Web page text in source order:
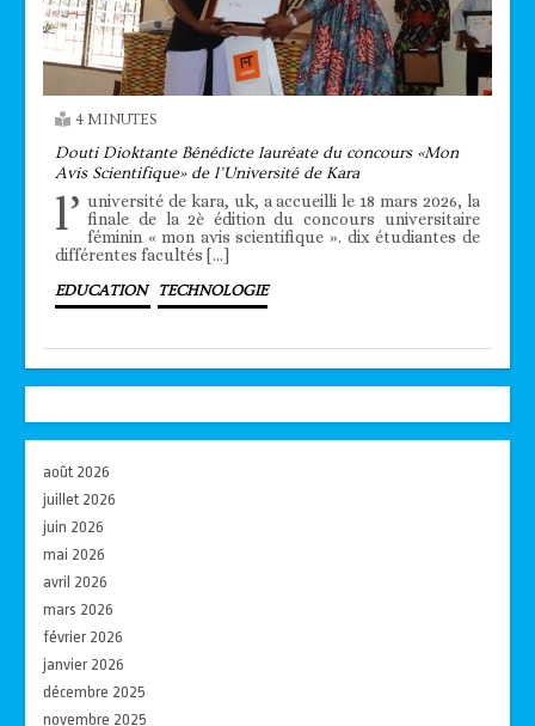
4 MINUTES
Douti Dioktante Bénédicte lauréate du concours «Mon
Avis Scientifique» de l’Université de Kara
l’ université de kara, uk, a accueilli le 18 mars 2026, la
finale de la 2è édition du concours universitaire
féminin « mon avis scientifique ». dix étudiantes de
différentes facultés […]
EDUCATION TECHNOLOGIE
août 2026
juillet 2026
juin 2026
mai 2026
avril 2026
mars 2026
février 2026
janvier 2026
décembre 2025
novembre 2025